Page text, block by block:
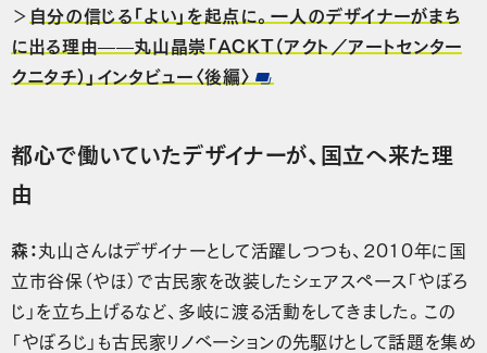
＞ 自分の信じる「よい」を起点に。一人のデザイナーがまち
に出る理由——丸山晶崇「ACKT（アクト／アートセンター
クニタチ）」インタビュー〈後編〉
都心で働いていたデザイナーが、国立へ来た理
由
森：丸山さんはデザイナーとして活躍しつつも、2010年に国
立市谷保（やほ）で古民家を改装したシェアスペース「やぼろ
じ」を立ち上げるなど、多岐に渡る活動をしてきました。この
「やぼろじ」も古民家リノベーションの先駆けとして話題を集め